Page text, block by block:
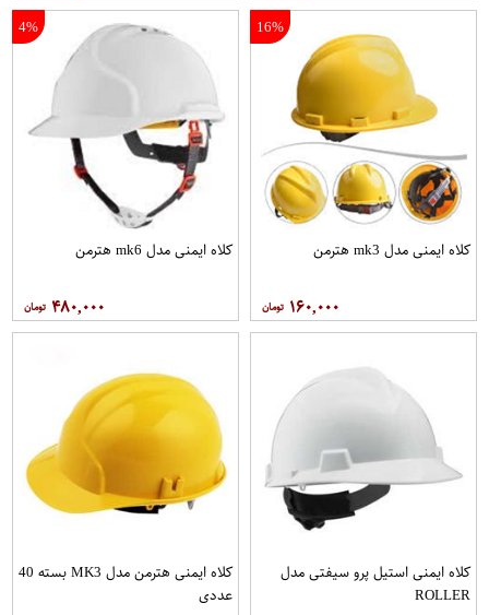
16%
کلاه ايمنی مدل mk3 هترمن
۱۶۰,۰۰۰
4%
کلاه ايمنی مدل mk6 هترمن
۴۸۰,۰۰۰
کلاه ایمنی استیل پرو سیفتی مدل
ROLLER
کلاه ایمنی هترمن مدل MK3 بسته 40
عددی